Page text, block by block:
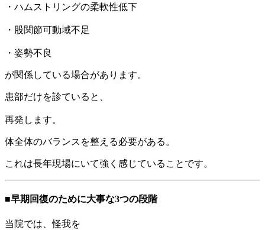
・ハムストリングの柔軟性低下
・股関節可動域不足
・姿勢不良
が関係している場合があります。
患部だけを診ていると、
再発します。
体全体のバランスを整える必要がある。
これは長年現場にいて強く感じていることです。
■早期回復のために大事な3つの段階
当院では、怪我を